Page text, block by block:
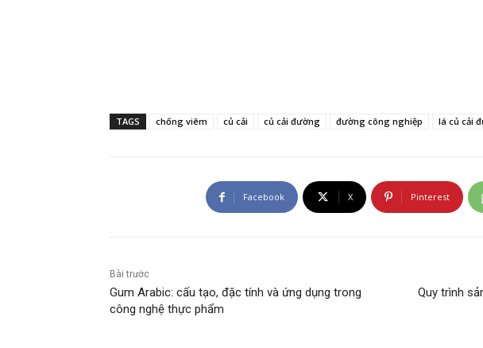
TAGS chống viêm củ cải củ cải đường đường công nghiệp lá củ cải
Facebook X Pinterest
Bài trước
Gum Arabic: cấu tạo, đặc tính và ứng dụng trong
công nghệ thực phẩm
Quy trình